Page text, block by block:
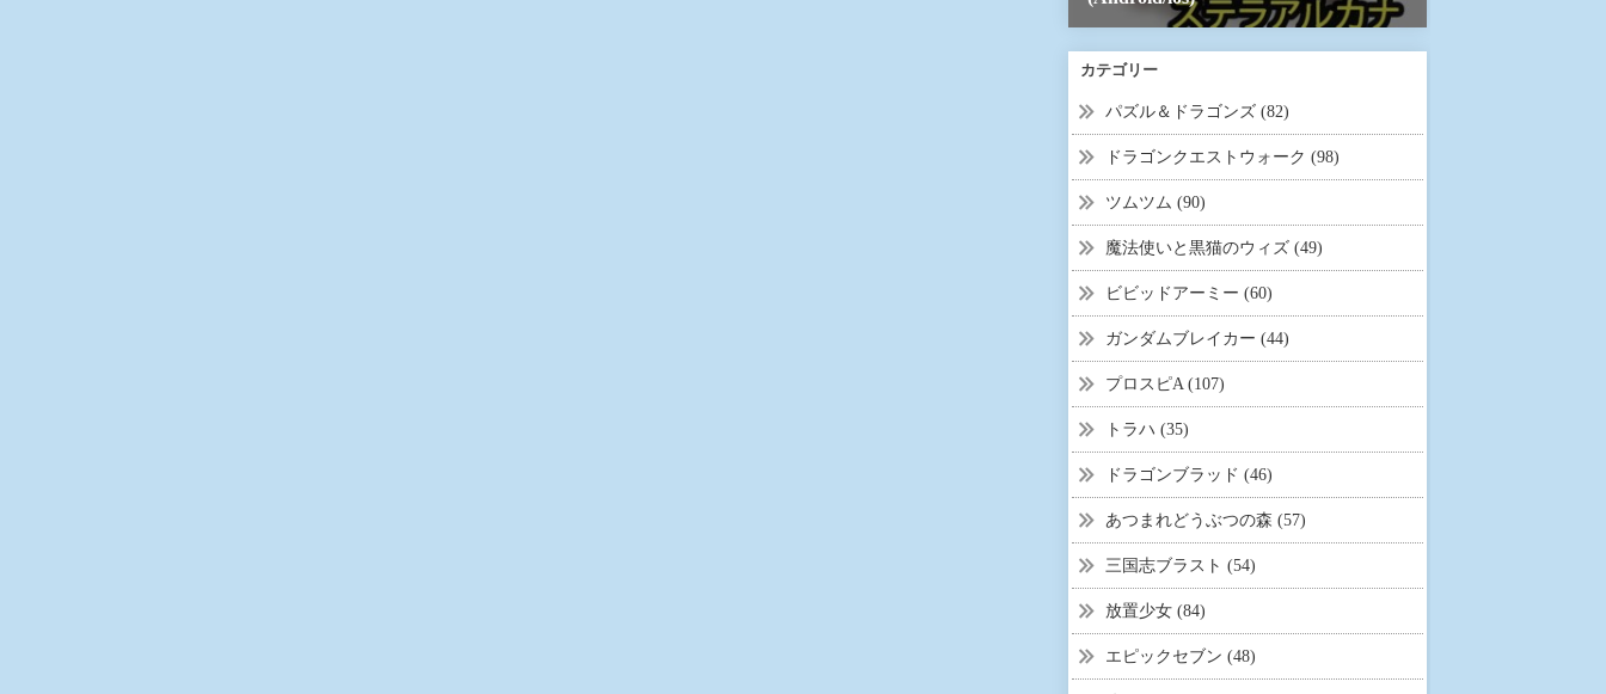
カテゴリー
パズル＆ドラゴンズ (82)
ドラゴンクエストウォーク (98)
ツムツム (90)
魔法使いと黒猫のウィズ (49)
ビビッドアーミー (60)
ガンダムブレイカー (44)
プロスピA (107)
トラハ (35)
ドラゴンブラッド (46)
あつまれどうぶつの森 (57)
三国志ブラスト (54)
放置少女 (84)
エピックセブン (48)